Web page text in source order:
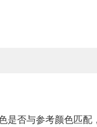
是否与参考颜色匹配